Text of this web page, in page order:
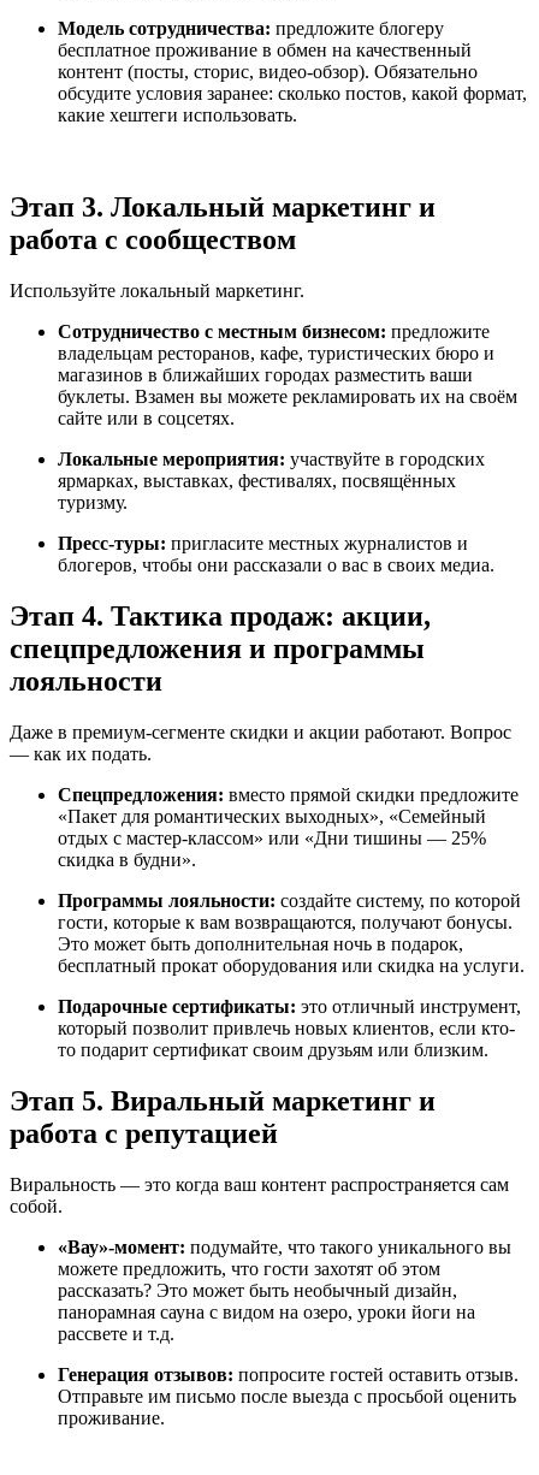
Модель сотрудничества: предложите блогеру
бесплатное проживание в обмен на качественный
контент (посты, сторис, видео-обзор). Обязательно
обсудите условия заранее: сколько постов, какой формат,
какие хештеги использовать.
Этап 3. Локальный маркетинг и
работа с сообществом
Используйте локальный маркетинг.
Сотрудничество с местным бизнесом: предложите
владельцам ресторанов, кафе, туристических бюро и
магазинов в ближайших городах разместить ваши
буклеты. Взамен вы можете рекламировать их на своём
сайте или в соцсетях.
Локальные мероприятия: участвуйте в городских
ярмарках, выставках, фестивалях, посвящённых
туризму.
Пресс-туры: пригласите местных журналистов и
блогеров, чтобы они рассказали о вас в своих медиа.
Этап 4. Тактика продаж: акции,
спецпредложения и программы
лояльности
Даже в премиум-сегменте скидки и акции работают. Вопрос
— как их подать.
Спецпредложения: вместо прямой скидки предложите
«Пакет для романтических выходных», «Семейный
отдых с мастер-классом» или «Дни тишины — 25%
скидка в будни».
Программы лояльности: создайте систему, по которой
гости, которые к вам возвращаются, получают бонусы.
Это может быть дополнительная ночь в подарок,
бесплатный прокат оборудования или скидка на услуги.
Подарочные сертификаты: это отличный инструмент,
который позволит привлечь новых клиентов, если кто-
то подарит сертификат своим друзьям или близким.
Этап 5. Виральный маркетинг и
работа с репутацией
Виральность — это когда ваш контент распространяется сам
собой.
«Вау»-момент: подумайте, что такого уникального вы
можете предложить, что гости захотят об этом
рассказать? Это может быть необычный дизайн,
панорамная сауна с видом на озеро, уроки йоги на
рассвете и т.д.
Генерация отзывов: попросите гостей оставить отзыв.
Отправьте им письмо после выезда с просьбой оценить
проживание.